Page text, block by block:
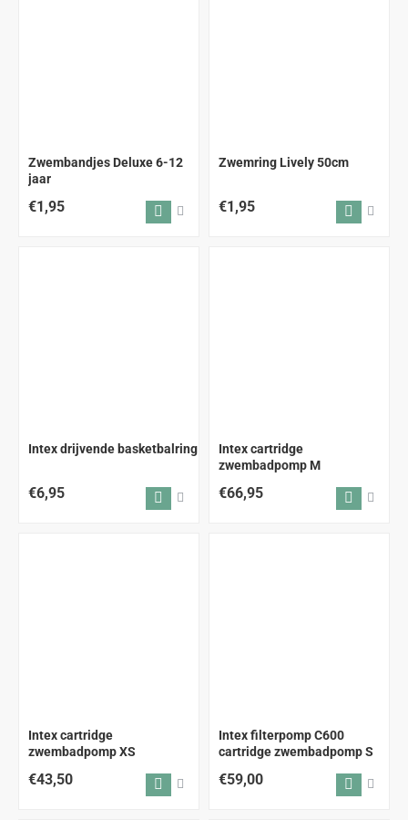
Zwembandjes Deluxe 6-12
jaar
€1,95
Zwemring Lively 50cm
€1,95
Intex drijvende basketbalring
€6,95
Intex cartridge
zwembadpomp M
€66,95
Intex cartridge
zwembadpomp XS
€43,50
Intex filterpomp C600
cartridge zwembadpomp S
€59,00